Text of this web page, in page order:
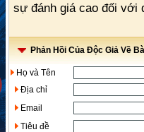
sự đánh giá cao đối với
Phản Hồi Của Độc Giả Về
Họ và Tên
Địa chỉ
Email
Tiêu đề